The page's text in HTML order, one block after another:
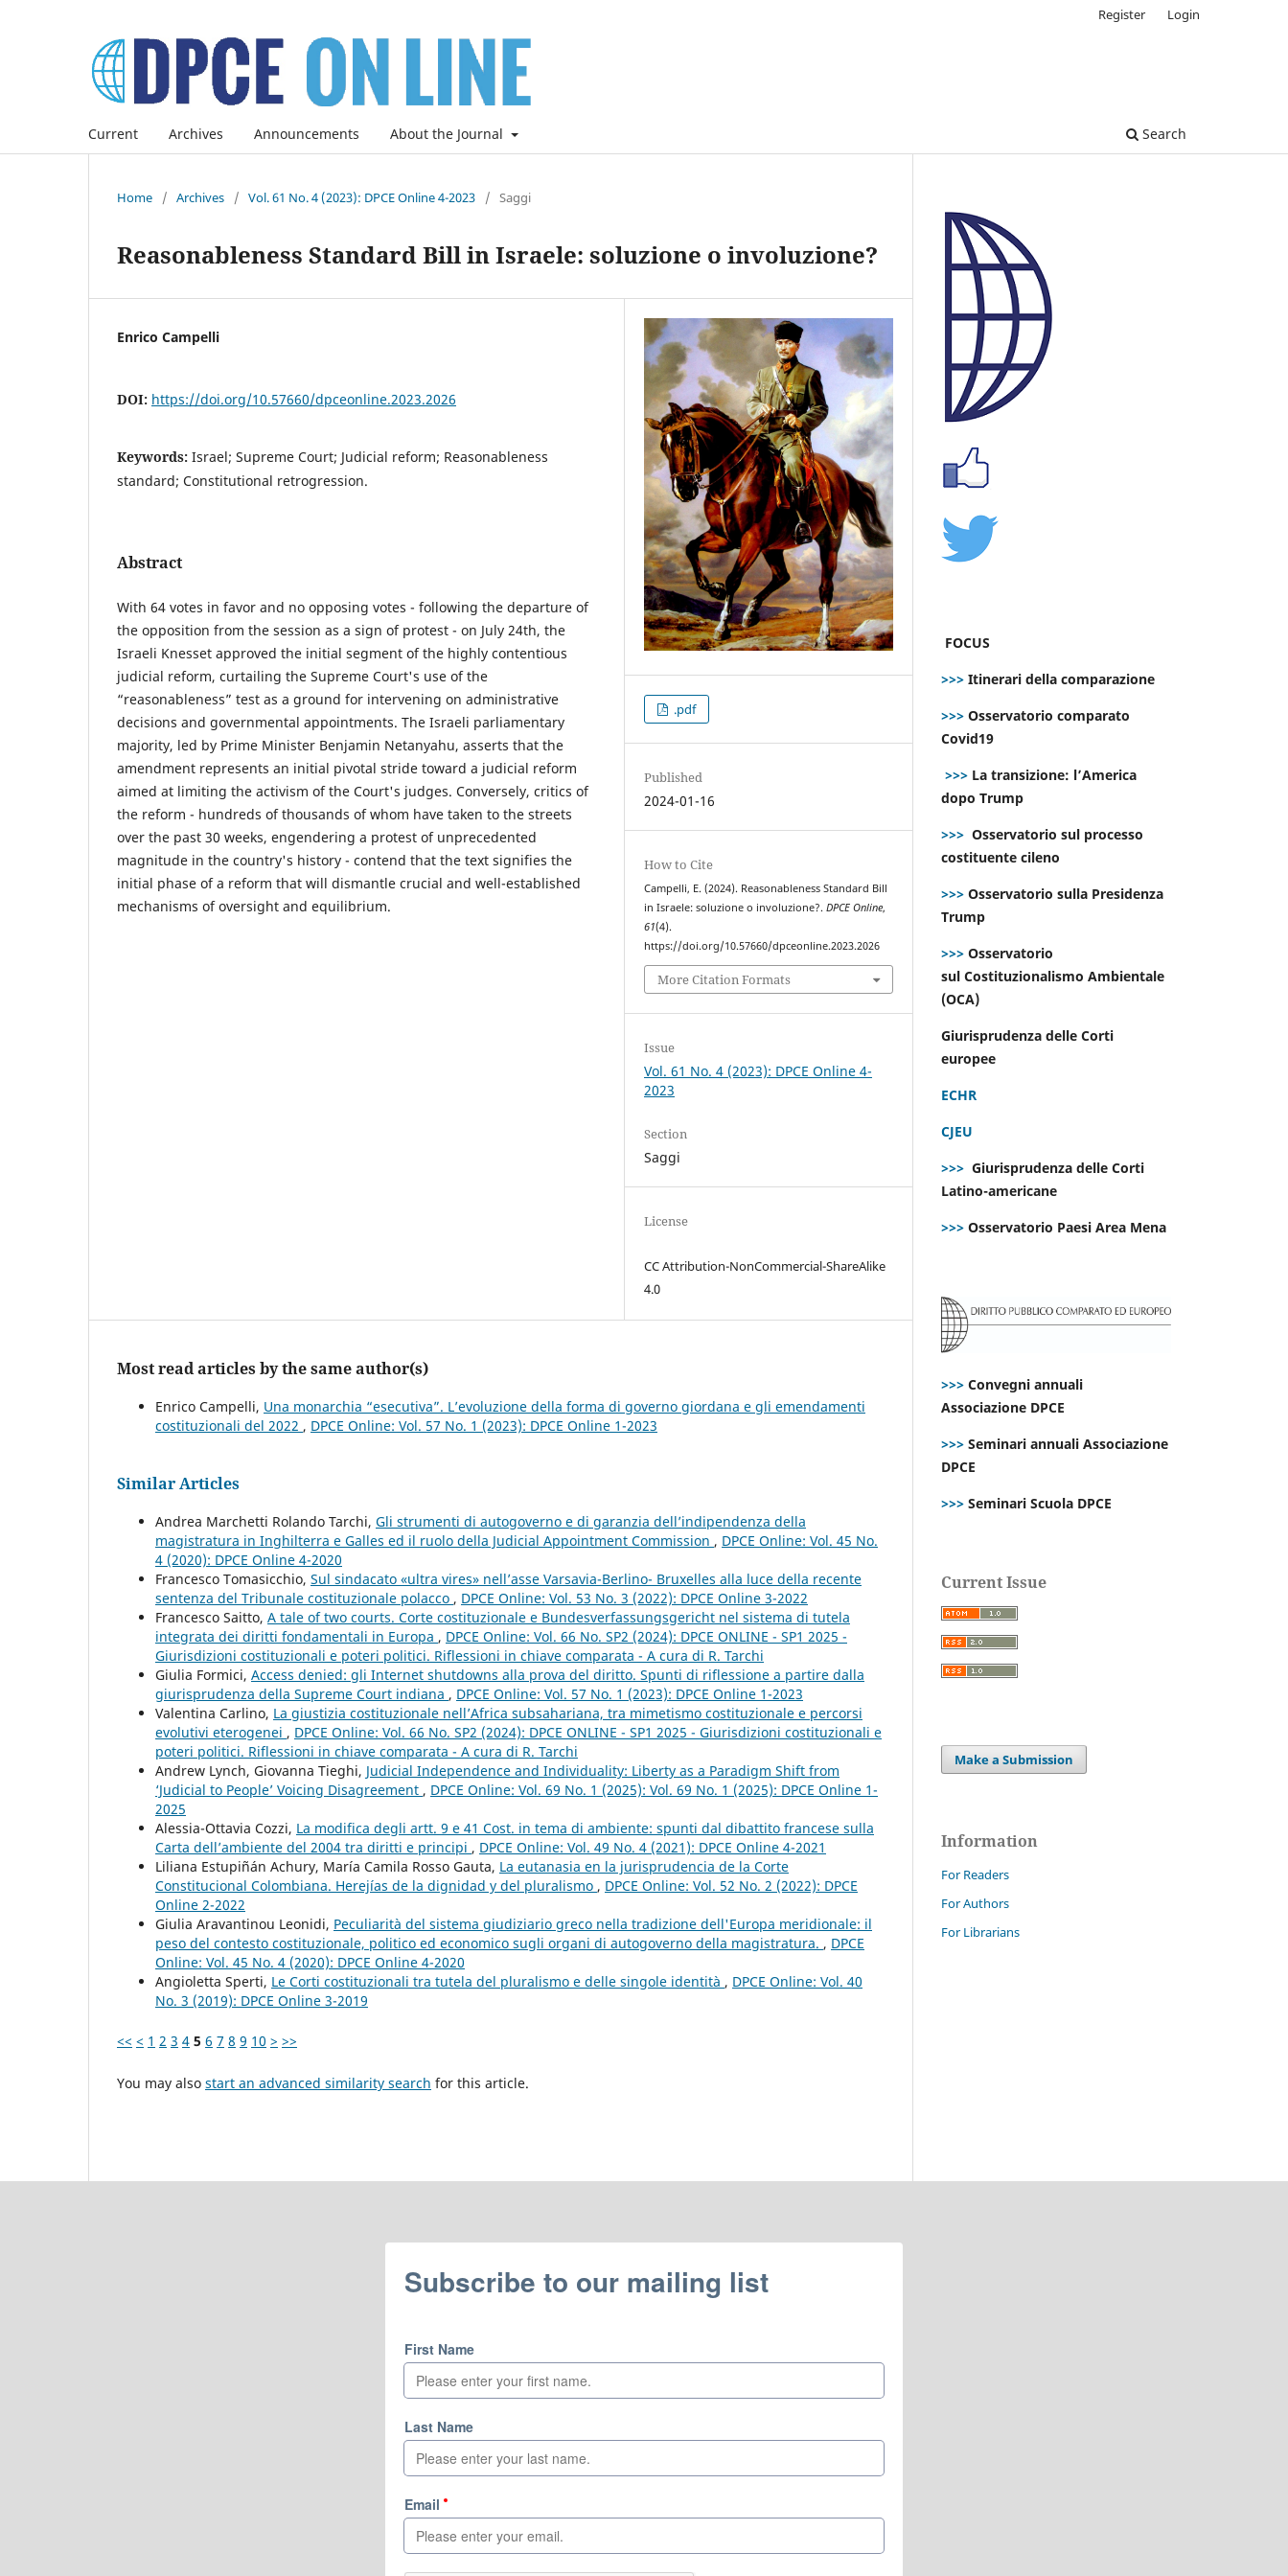
Current Archives Announcements About the Journal Search
Register Login
Home / Archives / Vol. 61 No. 4 (2023): DPCE Online 4-2023 / Saggi
Reasonableness Standard Bill in Israele: soluzione o involuzione?
Enrico Campelli
DOI: https://doi.org/10.57660/dpceonline.2023.2026
Keywords: Israel; Supreme Court; Judicial reform; Reasonableness
standard; Constitutional retrogression.
Abstract
With 64 votes in favor and no opposing votes - following the departure of
the opposition from the session as a sign of protest - on July 24th, the
Israeli Knesset approved the initial segment of the highly contentious
judicial reform, curtailing the Supreme Court's use of the
“reasonableness” test as a ground for intervening on administrative
decisions and governmental appointments. The Israeli parliamentary
majority, led by Prime Minister Benjamin Netanyahu, asserts that the
amendment represents an initial pivotal stride toward a judicial reform
aimed at limiting the activism of the Court's judges. Conversely, critics of
the reform - hundreds of thousands of whom have taken to the streets
over the past 30 weeks, engendering a protest of unprecedented
magnitude in the country's history - contend that the text signifies the
initial phase of a reform that will dismantle crucial and well-established
mechanisms of oversight and equilibrium.
.pdf
Published
2024-01-16
How to Cite
Campelli, E. (2024). Reasonableness Standard Bill
in Israele: soluzione o involuzione?.DPCE Online,
61(4).
https://doi.org/10.57660/dpceonline.2023.2026
More Citation Formats
Issue
Vol. 61 No. 4 (2023): DPCE Online 4-
2023
Section
Saggi
License
CC Attribution-NonCommercial-ShareAlike
4.0
Most read articles by the same author(s)
Enrico Campelli, Una monarchia “esecutiva”. L’evoluzione della forma di governo giordana e gli emendamenti
costituzionali del 2022 , DPCE Online: Vol. 57 No. 1 (2023): DPCE Online 1-2023
Similar Articles
Andrea Marchetti Rolando Tarchi, Gli strumenti di autogoverno e di garanzia dell’indipendenza della
magistratura in Inghilterra e Galles ed il ruolo della Judicial Appointment Commission , DPCE Online: Vol. 45 No.
4 (2020): DPCE Online 4-2020
Francesco Tomasicchio, Sul sindacato «ultra vires» nell’asse Varsavia-Berlino- Bruxelles alla luce della recente
sentenza del Tribunale costituzionale polacco , DPCE Online: Vol. 53 No. 3 (2022): DPCE Online 3-2022
Francesco Saitto, A tale of two courts. Corte costituzionale e Bundesverfassungsgericht nel sistema di tutela
integrata dei diritti fondamentali in Europa , DPCE Online: Vol. 66 No. SP2 (2024): DPCE ONLINE - SP1 2025 -
Giurisdizioni costituzionali e poteri politici. Riflessioni in chiave comparata - A cura di R. Tarchi
Giulia Formici, Access denied: gli Internet shutdowns alla prova del diritto. Spunti di riflessione a partire dalla
giurisprudenza della Supreme Court indiana , DPCE Online: Vol. 57 No. 1 (2023): DPCE Online 1-2023
Valentina Carlino, La giustizia costituzionale nell’Africa subsahariana, tra mimetismo costituzionale e percorsi
evolutivi eterogenei , DPCE Online: Vol. 66 No. SP2 (2024): DPCE ONLINE - SP1 2025 - Giurisdizioni costituzionali e
poteri politici. Riflessioni in chiave comparata - A cura di R. Tarchi
Andrew Lynch, Giovanna Tieghi, Judicial Independence and Individuality: Liberty as a Paradigm Shift from
‘Judicial to People’ Voicing Disagreement , DPCE Online: Vol. 69 No. 1 (2025): Vol. 69 No. 1 (2025): DPCE Online 1-
2025
Alessia-Ottavia Cozzi, La modifica degli artt. 9 e 41 Cost. in tema di ambiente: spunti dal dibattito francese sulla
Carta dell’ambiente del 2004 tra diritti e principi , DPCE Online: Vol. 49 No. 4 (2021): DPCE Online 4-2021
Liliana Estupiñán Achury, María Camila Rosso Gauta, La eutanasia en la jurisprudencia de la Corte
Constitucional Colombiana. Herejías de la dignidad y del pluralismo , DPCE Online: Vol. 52 No. 2 (2022): DPCE
Online 2-2022
Giulia Aravantinou Leonidi, Peculiarità del sistema giudiziario greco nella tradizione dell'Europa meridionale: il
peso del contesto costituzionale, politico ed economico sugli organi di autogoverno della magistratura. , DPCE
Online: Vol. 45 No. 4 (2020): DPCE Online 4-2020
Angioletta Sperti, Le Corti costituzionali tra tutela del pluralismo e delle singole identità , DPCE Online: Vol. 40
No. 3 (2019): DPCE Online 3-2019
<< < 1 2 3 4 5 6 7 8 9 10 > >>
You may also start an advanced similarity search for this article.
FOCUS
>>> Itinerari della comparazione
>>> Osservatorio comparato
Covid19
>>> La transizione: l’America
dopo Trump
>>> Osservatorio sul processo
costituente cileno
>>> Osservatorio sulla Presidenza
Trump
>>> Osservatorio
sul Costituzionalismo Ambientale
(OCA)
Giurisprudenza delle Corti
europee
ECHR
CJEU
>>> Giurisprudenza delle Corti
Latino-americane
>>> Osservatorio Paesi Area Mena
>>> Convegni annuali
Associazione DPCE
>>> Seminari annuali Associazione
DPCE
>>> Seminari Scuola DPCE
Current Issue
Make a Submission
Information
For Readers
For Authors
For Librarians